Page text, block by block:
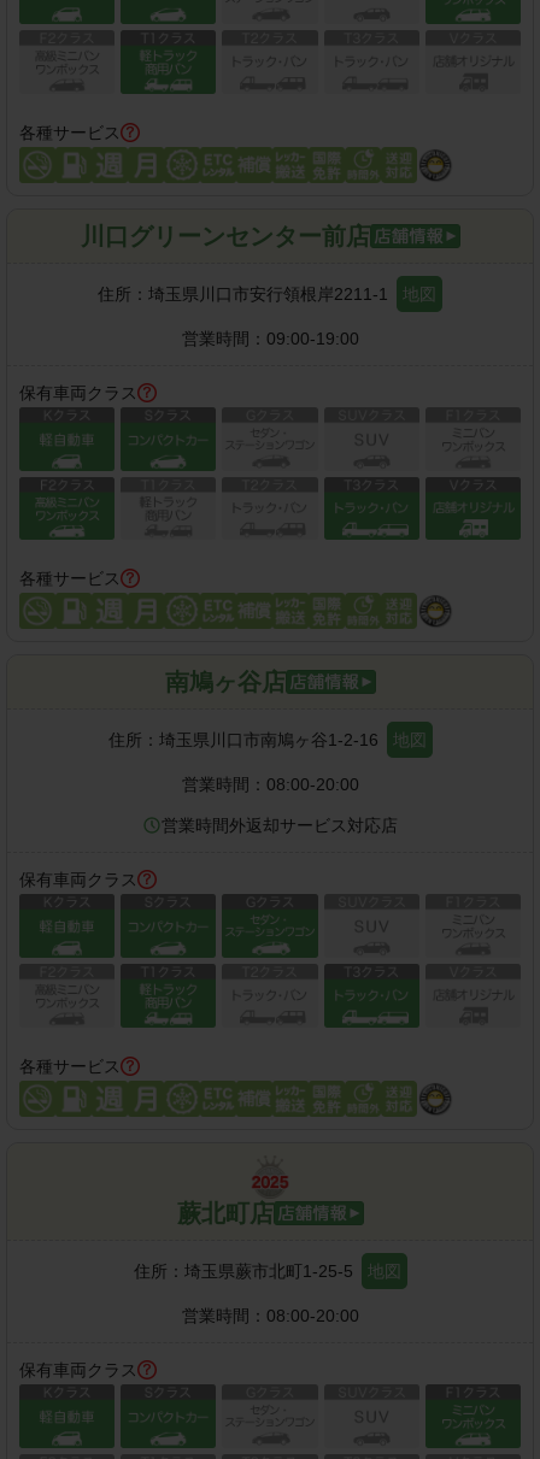
各種サービス
川口グリーンセンター前店
住所： 埼玉県川口市安行領根岸2211-1 地図
営業時間： 09:00-19:00
保有車両クラス
各種サービス
南鳩ヶ谷店
住所： 埼玉県川口市南鳩ヶ谷1-2-16 地図
営業時間： 08:00-20:00
営業時間外返却サービス対応店
保有車両クラス
各種サービス
蕨北町店
住所： 埼玉県蕨市北町1-25-5 地図
営業時間： 08:00-20:00
保有車両クラス